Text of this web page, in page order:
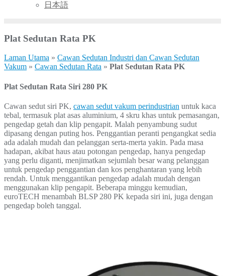
日本語
Plat Sedutan Rata PK
Laman Utama » Cawan Sedutan Industri dan Cawan Sedutan
Vakum » Cawan Sedutan Rata » Plat Sedutan Rata PK
Plat Sedutan Rata Siri 280 PK
Cawan sedut siri PK, cawan sedut vakum perindustrian untuk kaca
tebal, termasuk plat asas aluminium, 4 skru khas untuk pemasangan,
pengedap getah dan klip pengapit. Malah penyambung sudut
dipasang dengan puting hos. Penggantian peranti pengangkat sedia
ada adalah mudah dan pelanggan serta-merta yakin. Pada masa
hadapan, akibat haus atau potongan pengedap, hanya pengedap
yang perlu diganti, menjimatkan sejumlah besar wang pelanggan
untuk pengedap penggantian dan kos penghantaran yang lebih
rendah. Untuk menggantikan pengedap adalah mudah dengan
menggunakan klip pengapit. Beberapa minggu kemudian,
euroTECH menambah BLSP 280 PK kepada siri ini, juga dengan
pengedap boleh tanggal.